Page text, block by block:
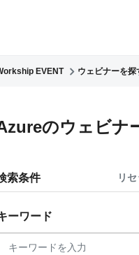
EVENT ウェビナーを探
のウェビナ
索条件 リセ
ーワード